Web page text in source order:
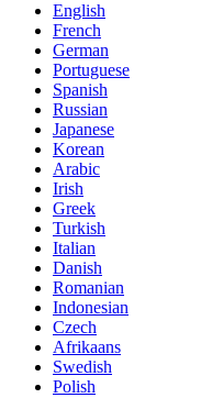
English
French
German
Portuguese
Spanish
Russian
Japanese
Korean
Arabic
Irish
Greek
Turkish
Italian
Danish
Romanian
Indonesian
Czech
Afrikaans
Swedish
Polish